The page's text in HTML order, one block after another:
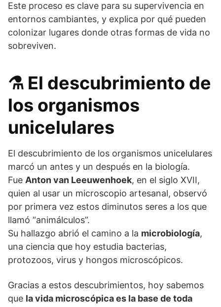
Este proceso es clave para su supervivencia en
entornos cambiantes, y explica por qué pueden
colonizar lugares donde otras formas de vida no
sobreviven.
⚗️ El descubrimiento de
los organismos
unicelulares
El descubrimiento de los organismos unicelulares
marcó un antes y un después en la biología.
Fue Anton van Leeuwenhoek, en el siglo XVII,
quien al usar un microscopio artesanal, observó
por primera vez estos diminutos seres a los que
llamó “animálculos”.
Su hallazgo abrió el camino a la microbiología,
una ciencia que hoy estudia bacterias,
protozoos, virus y hongos microscópicos.
Gracias a estos descubrimientos, hoy sabemos
que la vida microscópica es la base de toda